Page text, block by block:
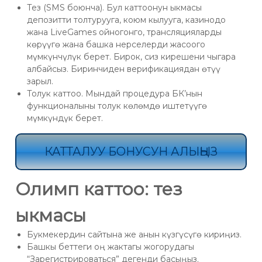
Тез (SMS боюнча). Бул каттоонун ыкмасы
депозитти толтурууга, коюм кылууга, казинодо
жана LiveGames ойногонго, трансляцияларды
көрүүгө жана башка нерселерди жасоого
мүмкүнчүлүк берет. Бирок, сиз кирешени чыгара
албайсыз. Биринчиден верификациядан өтүү
зарыл.
Толук каттоо. Мындай процедура БК’нын
функционалыны толук көлөмдө иштетүүгө
мүмкүндүк берет.
КАТТАЛУУ БОНУСУН АЛЫҢЫЗ
Олимп каттоо: тез
ыкмасы
Букмекердин сайтына же анын күзгүсүгө кириңиз.
Башкы беттеги оң жактагы жогорудагы
“Зарегистрироваться” дегенди басыңыз.